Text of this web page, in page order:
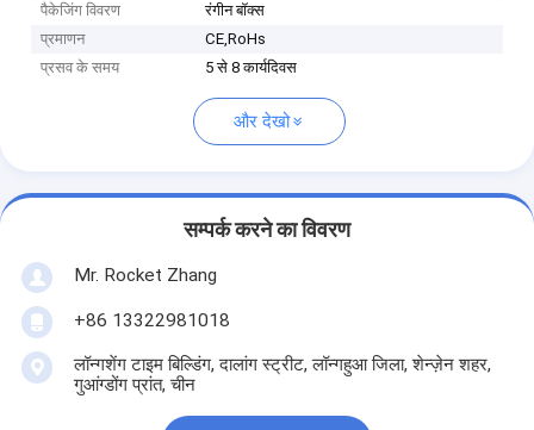
पैकेजिंग विवरण
रंगीन बॉक्स
प्रमाणन
CE,RoHs
प्रसव के समय
5 से 8 कार्यदिवस
और देखो
सम्पर्क करने का विवरण
Mr. Rocket Zhang
+86 13322981018
लॉन्गशेंग टाइम बिल्डिंग, दालांग स्ट्रीट, लॉन्गहुआ जिला, शेन्ज़ेन शहर,
गुआंग्डोंग प्रांत, चीन